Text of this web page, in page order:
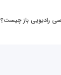
رادیویی باز چیست؟